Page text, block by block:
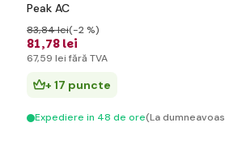
Peak AC
81,78 lei
83,84 lei(-2 %)
67,59 lei fără TVA
+ 17 puncte
Expediere in 48 de ore(La